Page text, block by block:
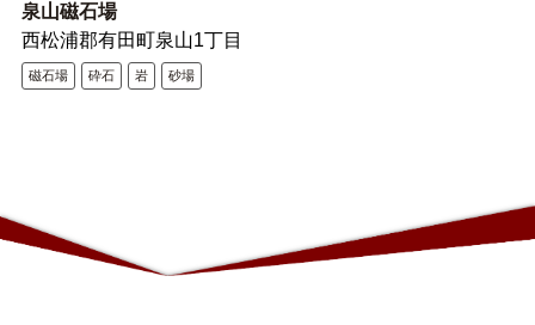
泉山磁石場
西松浦郡有田町泉山1丁目
磁石場 砕石 岩 砂場